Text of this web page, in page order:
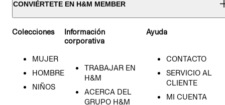
CONVIÉRTETE EN H&M MEMBER
Colecciones
MUJER
HOMBRE
NIÑOS
Información
corporativa
TRABAJAR EN
H&M
ACERCA DEL
GRUPO H&M
Ayuda
CONTACTO
SERVICIO AL
CLIENTE
MI CUENTA